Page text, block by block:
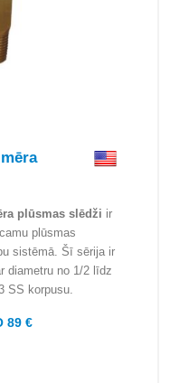
plūsmas slēdži ir
plūsmas
sistēmā. Šī sērija ir
diametru no 1/2 līdz
SS korpusu.
89 €